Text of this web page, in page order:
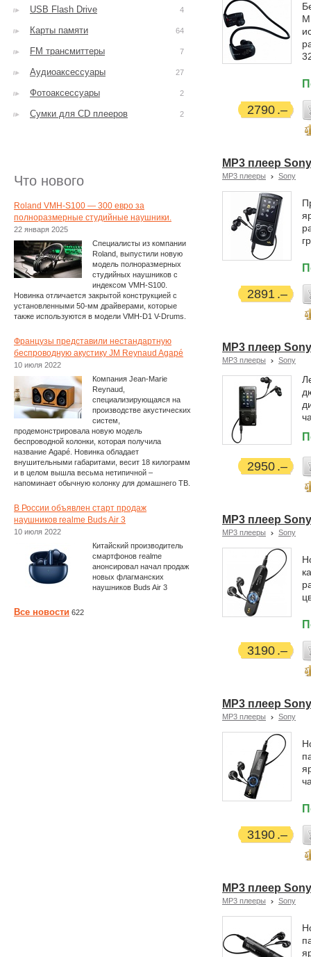
2790
MP3 плеер
MP3 плееры Sony
2891
MP3 плеер
MP3 плееры Sony
2950
MP3 плеер
MP3 плееры Sony
3190
MP3 плеер
MP3 плееры Sony
3190
MP3 плеер
MP3 плееры Sony
USB Flash Drive 4
Карты памяти 64
FM трансмиттеры 7
Аудиоаксессуары 27
Фотоаксессуары 2
Сумки для CD плееров 2
Что нового
Roland VMH-S100 — 300 евро за
полноразмерные студийные наушники.
22 января 2025
Специалисты из компании
Roland, выпустили новую
модель полноразмерных
студийных наушников с
индексом VMH-S100.
Новинка отличается закрытой конструкцией с
установленными 50-мм драйверами, которые
также используются в модели VMH-D1 V-Drums.
Французы представили нестандартную
беспроводную акустику JM Reynaud Agapé
10 июля 2022
Компания Jean-Marie
Reynaud,
специализирующаяся на
производстве акустических
систем,
продемонстрировала новую модель
беспроводной колонки, которая получила
название Agapé. Новинка обладает
внушительными габаритами, весит 18 килограмм
и в целом вышла весьма нетипичной –
напоминает обычную колонку для домашнего ТВ.
В России объявлен старт продаж
наушников realme Buds Air 3
10 июля 2022
Китайский производитель
смартфонов realme
анонсировал начал продаж
новых флагманских
наушников Buds Air 3
Все новости 622